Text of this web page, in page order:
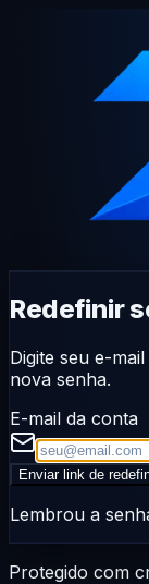
Redefinir
Digite seu e-
nova senha.
E-mail da conta
Enviar link de
Lembrou a
Protegido com